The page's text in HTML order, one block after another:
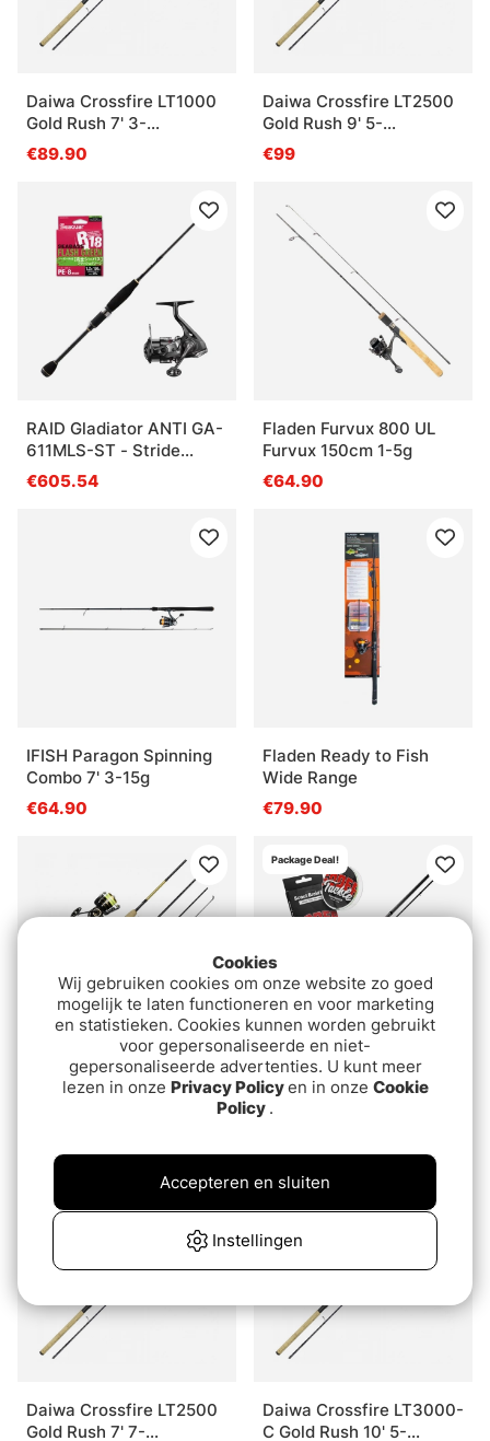
Daiwa Crossfire LT1000
Gold Rush 7' 3-
15G/0.13YL
€89.90
Daiwa Crossfire LT2500
Gold Rush 9' 5-
25G/0.17YL
€99
RAID Gladiator ANTI GA-
611MLS-ST - Stride
Vanford Combo
€605.54
Fladen Furvux 800 UL
Furvux 150cm 1-5g
€64.90
IFISH Paragon Spinning
Combo 7' 3-15g
€64.90
Fladen Ready to Fish
Wide Range
€79.90
Daiwa Crossfire LT1000
Package Deal!
Söder Tackle Perfection
Spin 7'6'' 5-30g Nasci
Daiwa Crossfire LT2500
Gold Rush 7' 7-
Daiwa Crossfire LT3000-
C Gold Rush 10' 5-
Cookies
Wij gebruiken cookies om onze website zo goed
mogelijk te laten functioneren en voor marketing
en statistieken. Cookies kunnen worden gebruikt
voor gepersonaliseerde en niet-
gepersonaliseerde advertenties. U kunt meer
lezen in onze Privacy Policyen in onze Cookie
Policy .
Instellingen
Accepteren en sluiten